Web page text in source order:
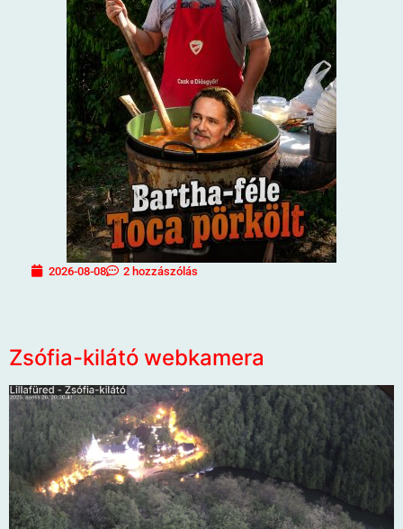
2026-08-08 2 hozzászólás
Zsófia-kilátó webkamera